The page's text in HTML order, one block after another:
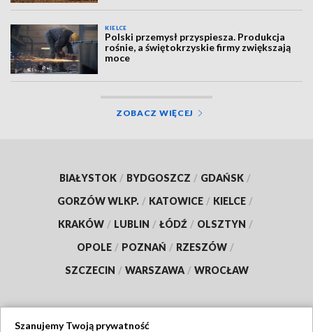
KIELCE
Polski przemysł przyspiesza. Produkcja
rośnie, a świętokrzyskie firmy zwiększają
moce
ZOBACZ WIĘCEJ
BIAŁYSTOK / BYDGOSZCZ / GDAŃSK /
GORZÓW WLKP. / KATOWICE / KIELCE /
KRAKÓW / LUBLIN / ŁÓDŹ / OLSZTYN /
OPOLE / POZNAŃ / RZESZÓW /
SZCZECIN / WARSZAWA / WROCŁAW
Szanujemy Twoją prywatność